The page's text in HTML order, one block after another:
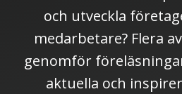
och utveckla
medarbetare? Flera
genomför
aktuella och